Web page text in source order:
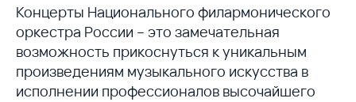
Концерты Национального филармонического
оркестра России – это замечательная
возможность прикоснуться к уникальным
произведениям музыкального искусства в
исполнении профессионалов высочайшего